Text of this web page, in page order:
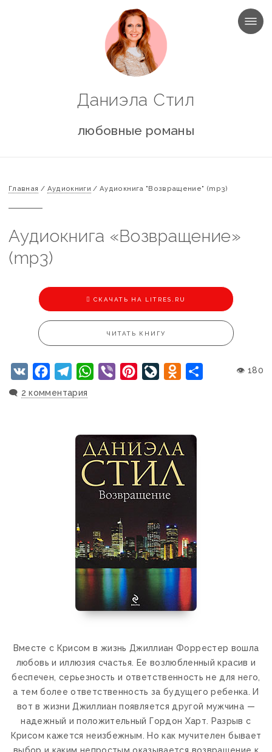
МЕНЮ
Даниэла Стил
любовные романы
Главная / Аудиокниги /Аудиокнига "Возвращение" (mp3)
Аудиокнига «Возвращение»
(mp3)
CКАЧАТЬ НА LITRES.RU
ЧИТАТЬ КНИГУ
VK FacebookTelegramWhatsApp
Viber PinterestLiveJournalOdnoklassniki
Отправить
👁 180
🗨️ 2 комментария
Вместе с Крисом в жизнь Джиллиан Форрестер вошла
любовь и иллюзия счастья. Ее возлюбленный красив и
беспечен, серьезность и ответственность не для него,
а тем более ответственность за будущего ребенка. И
вот в жизни Джиллиан появляется другой мужчина —
надежный и положительный Гордон Харт. Разрыв с
Крисом кажется неизбежным. Но как мучителен бывает